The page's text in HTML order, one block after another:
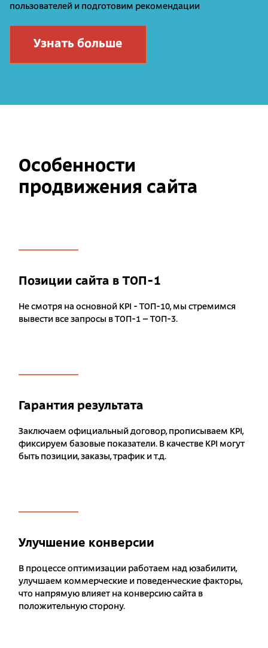
пользователей и подготовим рекомендации
Узнать больше
Особенности
продвижения сайта
Позиции сайта в ТОП-1
Не смотря на основной KPI - ТОП-10, мы стремимся
вывести все запросы в ТОП-1 – ТОП-3.
Гарантия результата
Заключаем официальный договор, прописываем KPI,
фиксируем базовые показатели. В качестве KPI могут
быть позиции, заказы, трафик и т.д.
Улучшение конверсии
В процессе оптимизации работаем над юзабилити,
улучшаем коммерческие и поведенческие факторы,
что напрямую влияет на конверсию сайта в
положительную сторону.